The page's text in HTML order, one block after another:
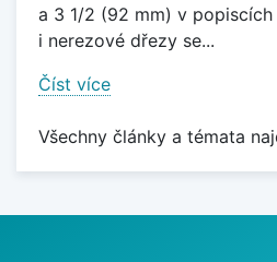
a 3 1/2 (92 mm) v
i nerezové dřezy se...
Číst více
Všechny články a témata